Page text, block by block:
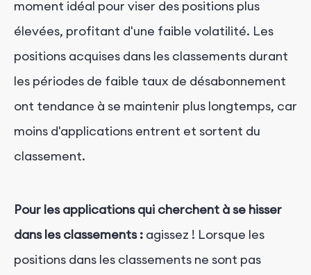
moment idéal pour viser des positions plus
élevées, profitant d'une faible volatilité. Les
positions acquises dans les classements durant
les périodes de faible taux de désabonnement
ont tendance à se maintenir plus longtemps, car
moins d'applications entrent et sortent du
classement.
Pour les applications qui cherchent à se hisser
dans les classements : agissez ! Lorsque les
positions dans les classements ne sont pas